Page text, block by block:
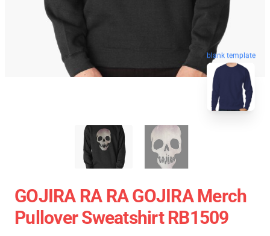
blank template
GOJIRA RA RA GOJIRA Merch
Pullover Sweatshirt RB1509